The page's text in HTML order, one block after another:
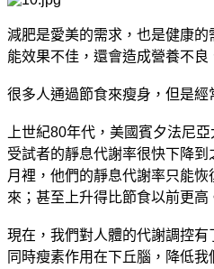
減肥是愛美的需求，也是健康
能效果不佳，還會造成營養不良
很多人通過節食來瘦身，但是
上世紀80年代，美國賓夕法尼
受試者的靜息代謝率很快下降
月裡，他們的靜息代謝率只能
來；甚至上升得比節食以前更高
現在，我們對人體的代謝調控有
同時瘦素作用在下丘腦，降低